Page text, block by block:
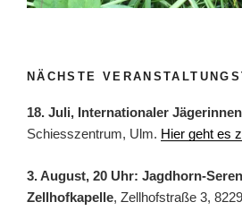
NÄCHSTE
18. Juli, Internationaler
Schiesszentrum, Ulm. Hier geht es
3. August, 20 Uhr: Jagdhorn-
Zellhofkapelle, Zellhofstraße 3,